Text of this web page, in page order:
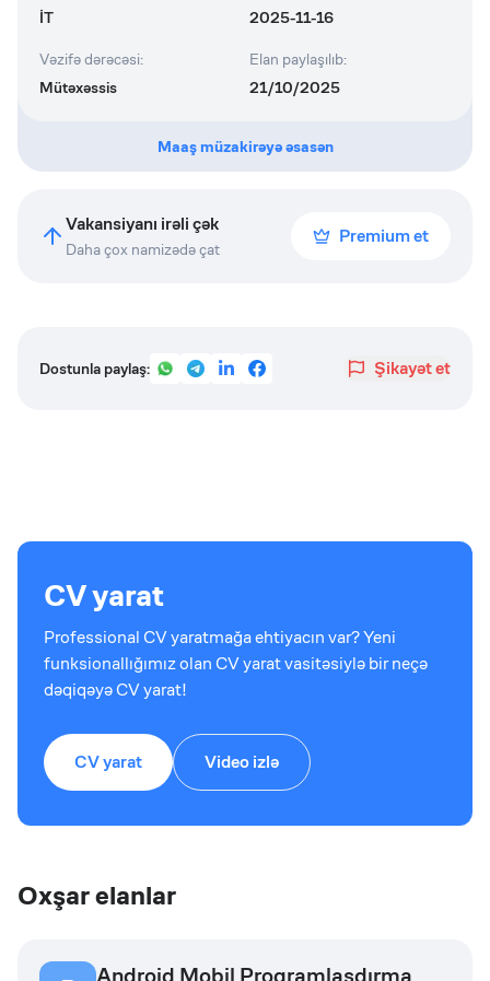
İT
2025-11-16
Vəzifə dərəcəsi:
Mütəxəssis
Elan paylaşılıb:
21/10/2025
Maaş müzakirəyə əsasən
Vakansiyanı irəli çək
Daha çox namizədə çat
Premium et
Dostunla paylaş: Şikayət et
CV yarat
Professional CV yaratmağa ehtiyacın var? Yeni
funksionallığımız olan CV yarat vasitəsiylə bir neçə
dəqiqəyə CV yarat!
CV yarat Video izlə
Oxşar elanlar